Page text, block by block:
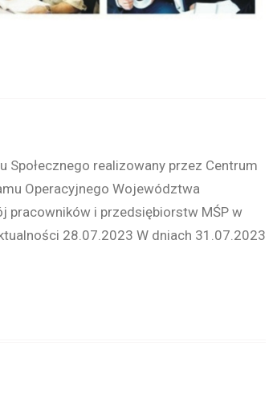
Społecznego realizowany przez Centrum
Operacyjnego Województwa
pracowników i przedsiębiorstw MŚP w
28.07.2023 W dniach 31.07.2023